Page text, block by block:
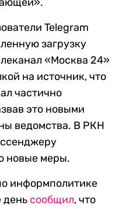
Telegram
загрузку
«Москва 24»
на источник, что
частично
это новыми
ведомства. В РКН
новые меры.
информполитике
день сообщил, что